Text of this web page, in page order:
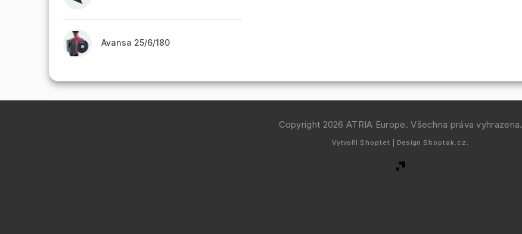
Avansa 25/6/180
Copyright 2026ATRIA Europe. Všechna práva vyhrazena.
Vytvořil Shoptet | Design Shoptak.cz.